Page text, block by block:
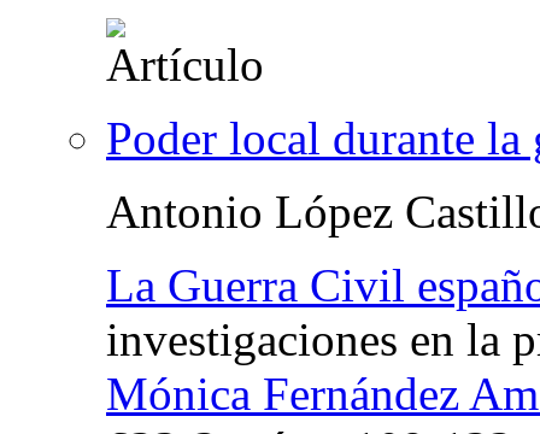
Poder local durante
Antonio López
La Guerra Civil
investigaciones en la
Mónica Fernández